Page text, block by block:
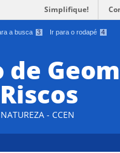
a busca 3 Ir para o rodapé 4
Simplifique!
- CCEN